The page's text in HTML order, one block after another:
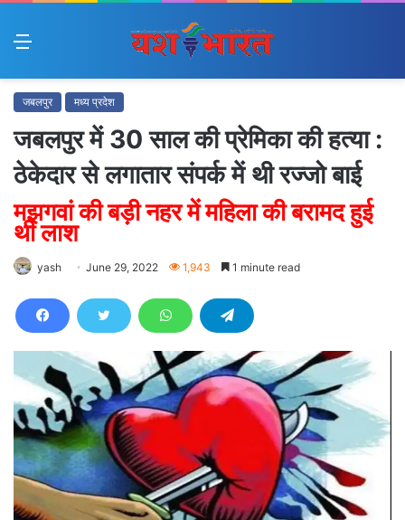
Menu
जबलपुर मध्य प्रदेश
जबलपुर में 30 साल की प्रेमिका की हत्या :
ठेकेदार से लगातार संपर्क में थी रज्जो बाई
मझगवां की बड़ी नहर में महिला की बरामद हुई
थी लाश
yash June 29, 2022 1,943 1 minute read